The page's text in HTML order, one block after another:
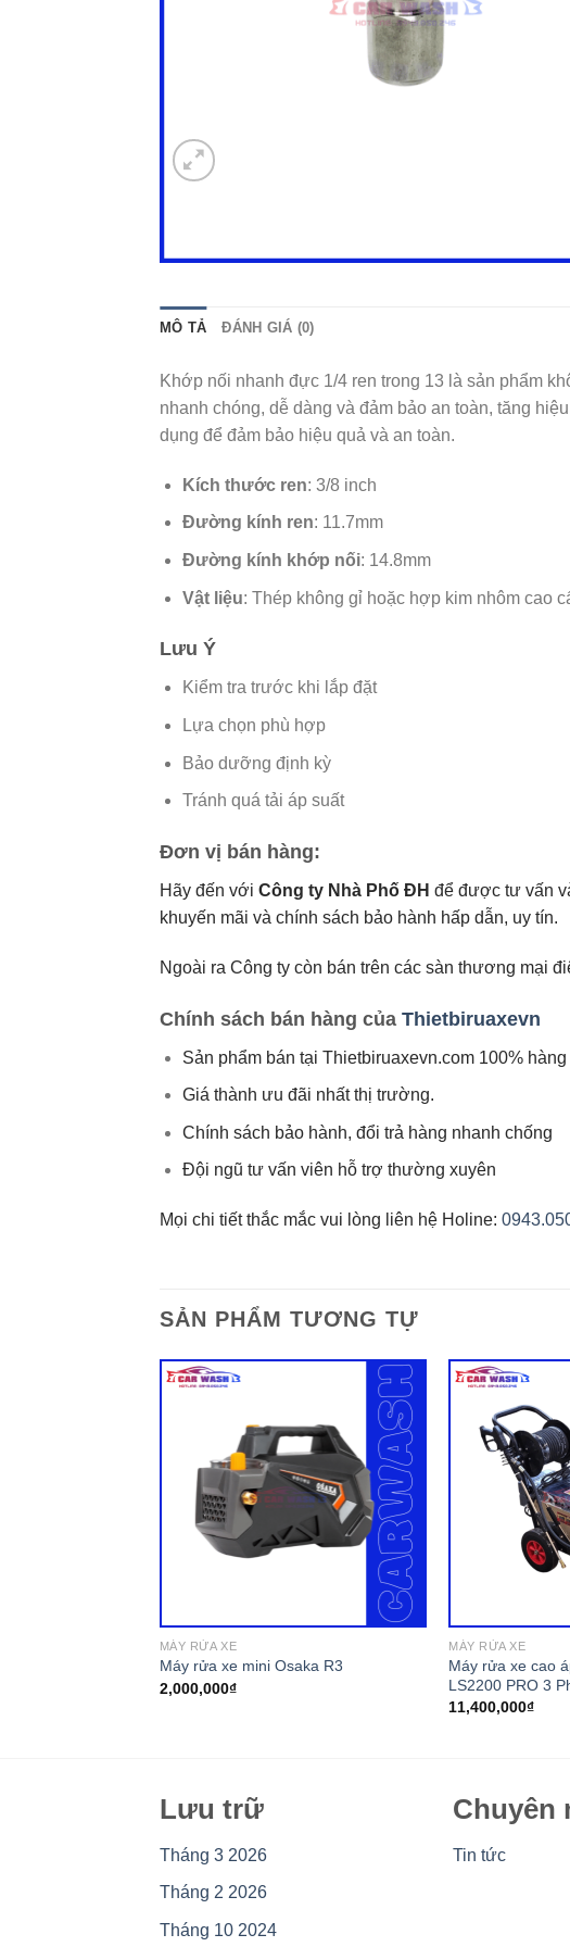
MÔ TẢ ĐÁNH GIÁ (0)
Khớp nối nhanh đực 1/4 ren trong 13 là sản phẩm
nhanh chóng, dễ dàng và đảm bảo an toàn, tăng
dụng để đảm bảo hiệu quả và an toàn.
Kích thước ren: 3/8 inch
Đường kính ren: 11.7mm
Đường kính khớp nối: 14.8mm
Vật liệu: Thép không gỉ hoặc hợp kim nhôm cao
Lưu Ý
Kiểm tra trước khi lắp đặt
Lựa chọn phù hợp
Bảo dưỡng định kỳ
Tránh quá tải áp suất
Đơn vị bán hàng:
Hãy đến với Công ty Nhà Phố ĐH để được tư vấn
khuyến mãi và chính sách bảo hành hấp dẫn, uy tín.
Ngoài ra Công ty còn bán trên các sàn thương mại
Chính sách bán hàng của Thietbiruaxevn
Sản phẩm bán tại Thietbiruaxevn.com 100%
Giá thành ưu đãi nhất thị trường.
Chính sách bảo hành, đổi trả hàng nhanh chống
Đội ngũ tư vấn viên hỗ trợ thường xuyên
Mọi chi tiết thắc mắc vui lòng liên hệ Holine:
SẢN PHẨM TƯƠNG TỰ
MÁY RỬA XE
Máy rửa xe mini Osaka R3
2,000,000₫
MÁY RỬA XE
Máy rửa xe cao
LS2200 PRO 3
11,400,000₫
Lưu trữ
Tháng 3 2026
Tháng 2 2026
Tháng 10 2024
Chuyên
Tin tức